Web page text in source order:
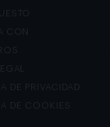
CON
DE PRIVACIDAD
DE COOKIES